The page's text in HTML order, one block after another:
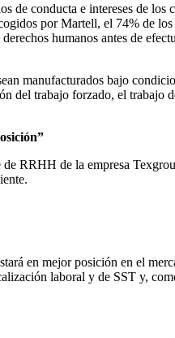
conducta e intereses de
por Martell, el 74% de
humanos antes de
manufacturados bajo
del trabajo forzado, el trabajo
RRHH de la empresa
en mejor posición en el
laboral y de SST y,